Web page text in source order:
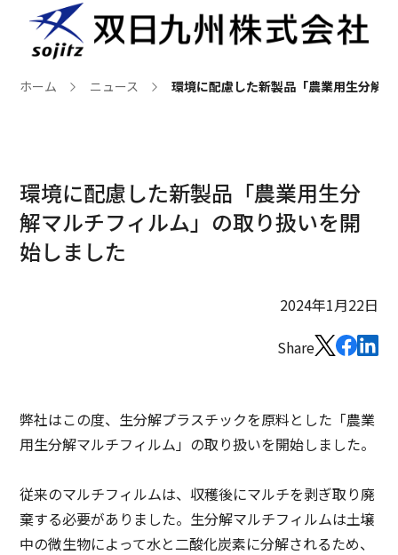
ホーム ニュース 環境に配慮した新製品「農業用生分解
環境に配慮した新製品「農業用生分
解マルチフィルム」の取り扱いを開
始しました
2024年1月22日
Share
弊社はこの度、生分解プラスチックを原料とした「農業
用生分解マルチフィルム」の取り扱いを開始しました。
従来のマルチフィルムは、収穫後にマルチを剥ぎ取り廃
棄する必要がありました。生分解マルチフィルムは土壌
中の微生物によって水と二酸化炭素に分解されるため、